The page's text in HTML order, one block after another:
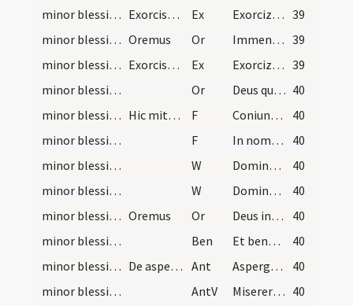
minor blessing of water/1
Exorcismus salis Ex Exorcizo te creatura salis ... immundus adiuratus. 39
minor blessing of water/1 Oremus Or Immensam clementiam tuam omnipotens aeterne Deus humiliter imploramus ut hanc creaturam salis ... spiritualis nequitiae. 39
minor blessing of water/2
Exorcismus aquae Ex Exorcizo te creatura aquae ... angelis suis apostaticis valeas. 39
minor blessing of water/2
Or Deus qui ad salutem humani generis ... impugnationibus defensa. 40
minor blessing of water/1
Hic mittat sal in aquam in modum crucis dicendo F Coniunctio salis et aquae sit pariter benedicta.
40
minor blessing of water/2
F In nomine Patris
40
minor blessing of water/3
W Domine exaudi
40
minor blessing of water/4
W Dominus vobiscum
40
minor blessing of water/3 Oremus Or Deus invictae virtutis auctor et inseparabilis imperii rex ... adesse dignetur.
40
minor blessing of water
Ben Et benedictio Dei omnipotentis ... descendat super hanc creaturam salis et aquam.
40
minor blessing of water/1
De aspersione aquae benedictae. Diebus dominicis… Ant Asperges me
40
minor blessing of water/1
AntV Miserere mei Domine secundum 40